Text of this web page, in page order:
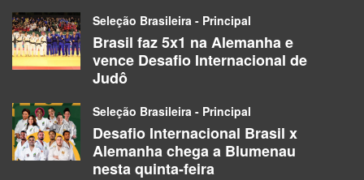
Seleção Brasileira - Principal
Brasil faz 5x1 na Alemanha e
vence Desafio Internacional de
Judô
Seleção Brasileira - Principal
Desafio Internacional Brasil x
Alemanha chega a Blumenau
nesta quinta-feira